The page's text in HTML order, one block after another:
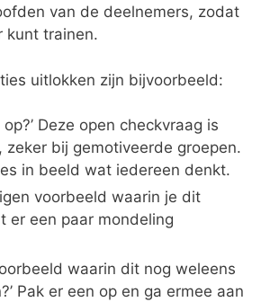
van de deelnemers, zodat
kunt trainen.
uitlokken zijn bijvoorbeeld:
Deze open checkvraag is
zeker bij gemotiveerde groepen.
in beeld wat iedereen denkt.
voorbeeld waarin je dit
er een paar mondeling
waarin dit nog weleens
Pak er een op en ga ermee aan